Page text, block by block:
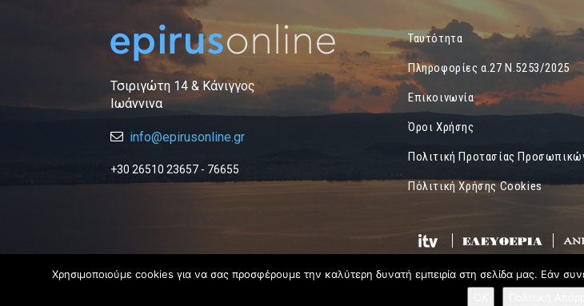
Τσιριγώτη 14 & Κάνιγγος
Ιωάννινα
info@epirusonline.gr
+30 26510 23657 - 76655
Ταυτότητα
Πληροφορίες α.27 Ν.5253/2025
Επικοινωνία
Όροι Χρήσης
Πολιτική Προτασίας
Πόλιτική Χρήσης Cookies
Χρησιμοποιούμε cookies για να σας προσφέρουμε την καλύτερη δυνατή εμπειρία στη σελίδα μας. Εάν